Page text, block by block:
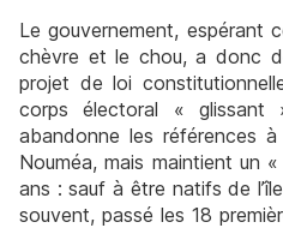
Le gouvernement, espérant
chèvre et le chou, a donc
projet de loi
corps électoral « glissant
abandonne les références
Nouméa, mais maintient un
ans : sauf à être natifs de
souvent, passé les 18